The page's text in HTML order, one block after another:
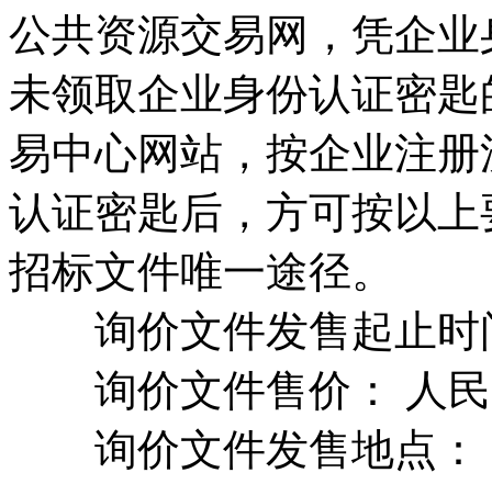
公共资源交易网，凭企
未领取企业身份认证密
易中心网站，按企业注
认证密匙后，方可按以
招标文件唯一途径。
询价文件发售起止时
询价文件售价： 人民
询价文件发售地点：